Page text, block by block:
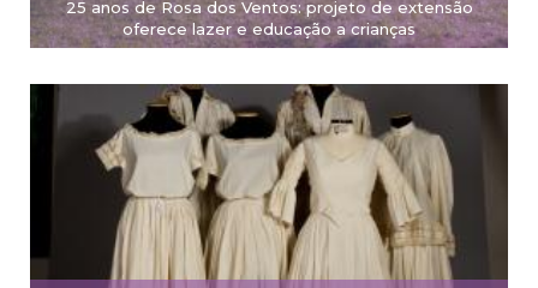
25 anos de Rosa dos Ventos: projeto de extensão
oferece lazer e educação a crianças